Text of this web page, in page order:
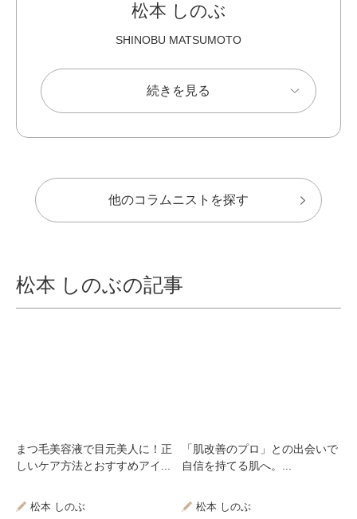
松本 しのぶ
SHINOBU MATSUMOTO
続きを見る
他のコラムニストを探す
松本 しのぶの記事
まつ毛美容液で目元美人に！正
しいケア方法とおすすめアイ...
松本 しのぶ
「肌改善のプロ」との出会いで
自信を持てる肌へ。...
松本 しのぶ